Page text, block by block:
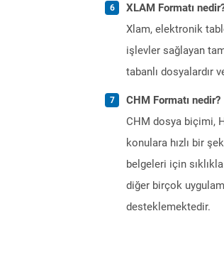
XLAM Formatı
Xlam, elektronik
işlevler sağlayan
tabanlı dosyalardır
CHM Formatı nedir?
CHM dosya biçimi,
konulara hızlı bir
belgeleri için
diğer birçok
desteklemektedir.